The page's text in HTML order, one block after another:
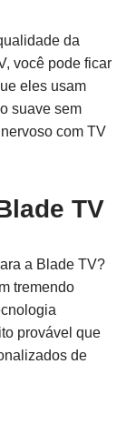
da
você pode ficar
eles usam
suave sem
com TV
TV
a Blade TV?
tremendo
provável que
de